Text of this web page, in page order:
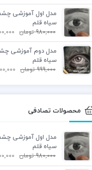
مدل اول آموزشی
سیاه قلم
980,000 تومان
مدل دوم آموزشی
سیاه قلم
999,000 تومان
محصولات تصادفی
مدل اول آموزشی
سیاه قلم
980,000 تومان